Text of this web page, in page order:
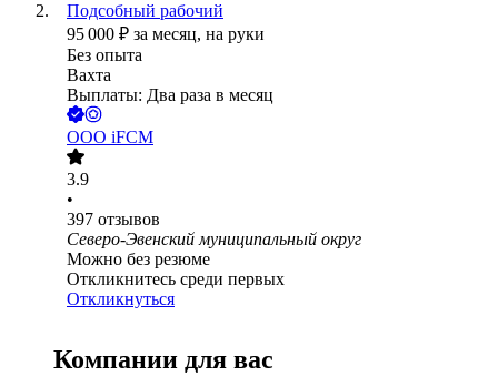
Подсобный рабочий
95 000 ₽ за месяц, на руки
Без опыта
Вахта
Выплаты: Два раза в месяц
ООО iFCM
3.9
•
397 отзывов
Северо-Эвенский муниципальный округ
Можно без резюме
Откликнитесь среди первых
Откликнуться
Компании для вас